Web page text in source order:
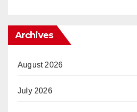
Archives
August 2026
July 2026